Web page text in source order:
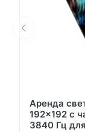
Аренда
192x192 с
3840 Гц